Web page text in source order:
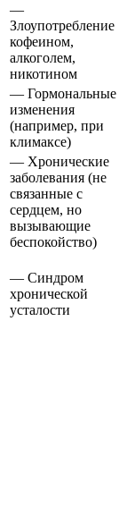
—
Злоупотребление
кофеином,
алкоголем,
никотином
— Гормональные
изменения
(например, при
климаксе)
— Хронические
заболевания (не
связанные с
сердцем, но
вызывающие
беспокойство)
— Синдром
хронической
усталости